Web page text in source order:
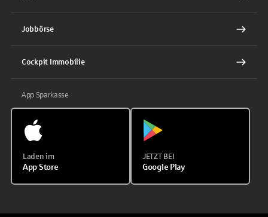
Jobbörse
Cockpit Immobilie
App Sparkasse
Laden im
App Store
JETZT BEI
Google Play